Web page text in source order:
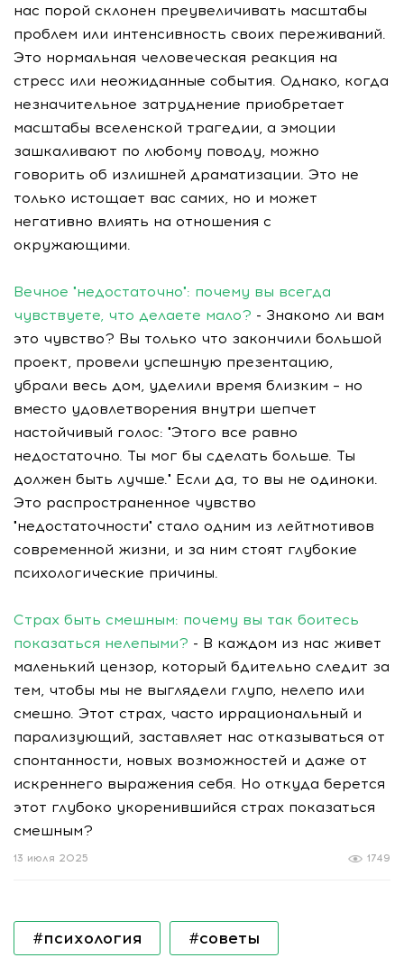
нас порой склонен преувеличивать масштабы
проблем или интенсивность своих переживаний.
Это нормальная человеческая реакция на
стресс или неожиданные события. Однако, когда
незначительное затруднение приобретает
масштабы вселенской трагедии, а эмоции
зашкаливают по любому поводу, можно
говорить об излишней драматизации. Это не
только истощает вас самих, но и может
негативно влиять на отношения с
окружающими.
Вечное "недостаточно": почему вы всегда
чувствуете, что делаете мало? - Знакомо ли вам
это чувство? Вы только что закончили большой
проект, провели успешную презентацию,
убрали весь дом, уделили время близким – но
вместо удовлетворения внутри шепчет
настойчивый голос: "Этого все равно
недостаточно. Ты мог бы сделать больше. Ты
должен быть лучше." Если да, то вы не одиноки.
Это распространенное чувство
"недостаточности" стало одним из лейтмотивов
современной жизни, и за ним стоят глубокие
психологические причины.
Страх быть смешным: почему вы так боитесь
показаться нелепыми? - В каждом из нас живет
маленький цензор, который бдительно следит за
тем, чтобы мы не выглядели глупо, нелепо или
смешно. Этот страх, часто иррациональный и
парализующий, заставляет нас отказываться от
спонтанности, новых возможностей и даже от
искреннего выражения себя. Но откуда берется
этот глубоко укоренившийся страх показаться
смешным?
1749
13 июля 2025
#психология #советы